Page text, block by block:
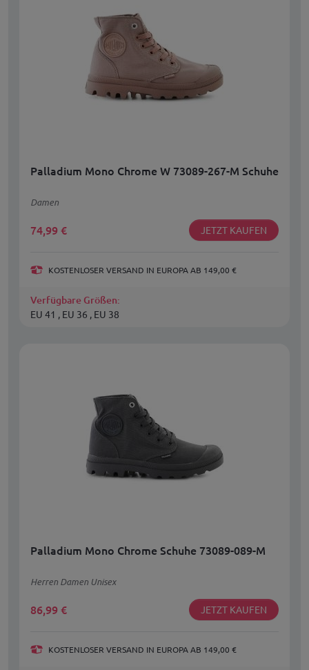
Palladium Mono Chrome W 73089-267-M Schuhe
Damen
74,99 € JETZT KAUFEN
KOSTENLOSER VERSAND IN EUROPA AB 149,00 €
Verfügbare Größen:
EU 41 , EU 36 , EU 38
Palladium Mono Chrome Schuhe 73089-089-M
Herren Damen Unisex
86,99 € JETZT KAUFEN
KOSTENLOSER VERSAND IN EUROPA AB 149,00 €